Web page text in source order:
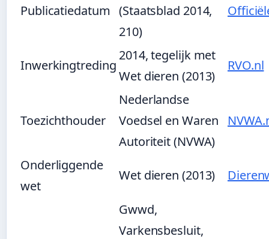
Publicatiedatum (Staatsblad 2014,
210)
Inwerkingtreding
2014, tegelijk met
Wet dieren (2013)
RVO.nl
Toezichthouder
Nederlandse
Voedsel en Waren
Autoriteit (NVWA)
Onderliggende
wet
Wet dieren (2013)
Gwwd,
Varkensbesluit,